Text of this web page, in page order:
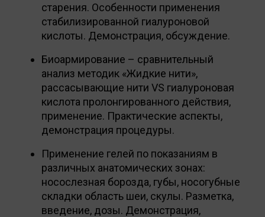
старения. Особенности применения
стабилизированной гиалуроновой
кислоты. Демонстрация, обсуждение.
Биоармирование – сравнительный
анализ методик «Жидкие нити»,
рассасывающие нити VS гиалуроновая
кислота пролонгированного действия,
применение. Практические аспекты,
демонстрация процедуры.
Применение гелей по показаниям в
различных анатомических зонах:
носослезная борозда, губы, носогубные
складки область шеи, скулы. Разметка,
введение, дозы. Демонстрация,